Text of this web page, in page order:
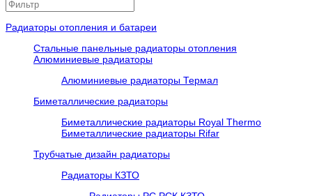
Радиаторы отопления и батареи
Стальные панельные радиаторы отопления
Алюминиевые радиаторы
Алюминиевые радиаторы Термал
Биметаллические радиаторы
Биметаллические радиаторы Royal Thermo
Биметаллические радиаторы Rifar
Трубчатые дизайн радиаторы
Радиаторы КЗТО